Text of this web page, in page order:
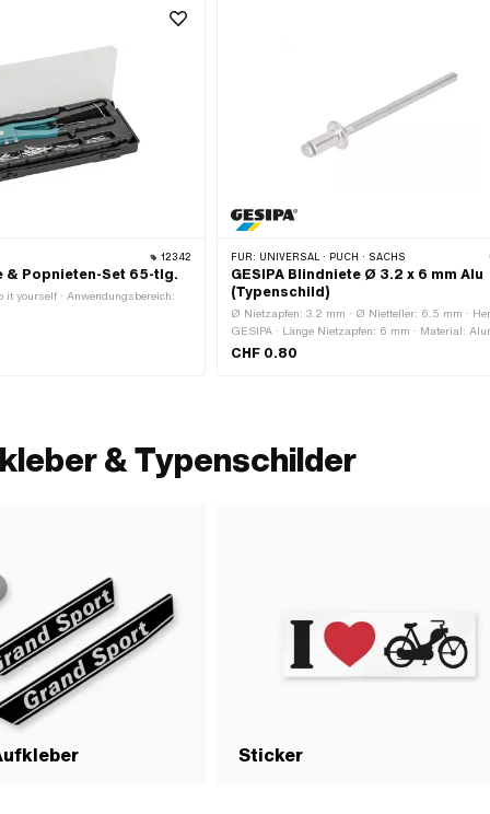
12342
& Popnieten-Set 65-tlg.
yourself · Anwendungsbereich:
FÜR: UNIVERSAL · PUCH · SACHS
GESIPA Blindniete Ø 3.2 x 6 mm Alu
(Typenschild)
Ø Nietzapfen: 3.2 mm · Ø Nietteller: 6.5 mm ·
GESIPA · Länge Nietzapfen: 6 mm · Material:
· Material: Stahl · Ø Bohrung: 3.5 mm ·
CHF 0.80
& Typenschilder
Sticker